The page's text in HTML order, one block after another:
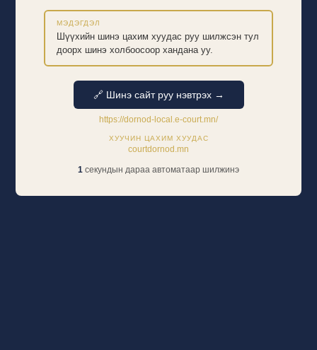
МЭДЭГДЭЛ
Шүүхийн шинэ цахим хуудас руу шилжсэн тул
доорх шинэ холбоосоор хандана уу.
🔗 Шинэ сайт руу нэвтрэх →
https://dornod-local.e-court.mn/
ХУУЧИН ЦАХИМ ХУУДАС
courtdornod.mn
1 секундын дараа автоматаар шилжинэ